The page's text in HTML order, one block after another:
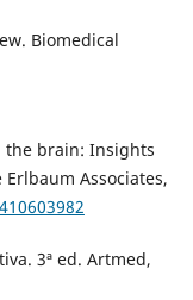
Biomedical
the brain: Insights
Associates,
3ª ed. Artmed,